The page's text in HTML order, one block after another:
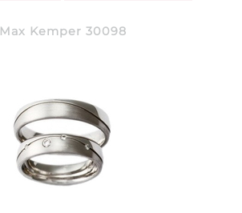
Max Kemper 30098